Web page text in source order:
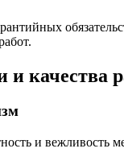
и качества
и вежливость